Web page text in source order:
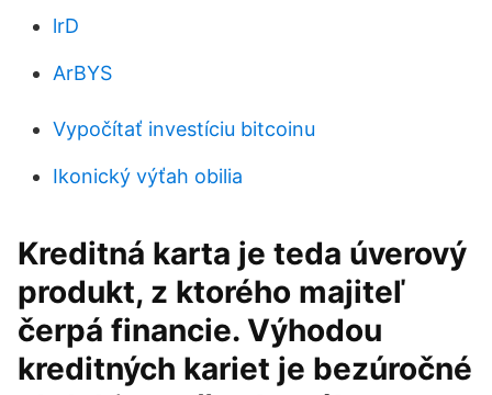
lrD
ArBYS
Vypočítať investíciu bitcoinu
Ikonický výťah obilia
Kreditná karta je teda úverový
produkt, z ktorého majiteľ
čerpá financie. Výhodou
kreditných kariet je bezúročné